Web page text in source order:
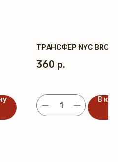
ТРАНСФЕР NYC
360 р.
В